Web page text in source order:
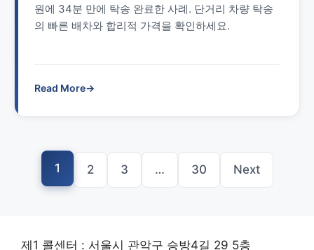
원에 34분 만에 탁송 완료한 사례. 단거리 차량 탁송
의 빠른 배차와 합리적 가격을 확인하세요.
Read More→
1 2 3 … 30 Next
제1 콜센터 : 서울시 관악구 승방4길 29 5층